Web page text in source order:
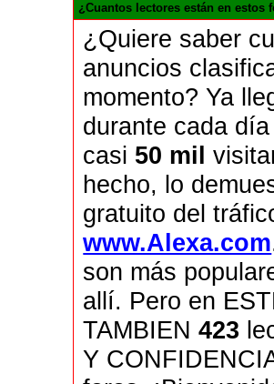
¿Cuantos lectores están en estos
¿Quiere saber
anuncios
momento? Ya
durante cada
casi 50 mil
hecho, lo
gratuito del
www.Alexa.com
son más
allí. Pero en
TAMBIEN423
Y